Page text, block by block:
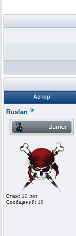
Автор
Ruslan ®
Стаж: 12 лет
Сообщений: 18